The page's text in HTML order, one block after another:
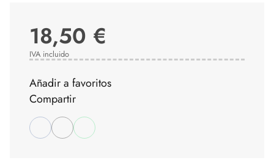
18,50 €
IVA incluido
Añadir a favoritos
Compartir